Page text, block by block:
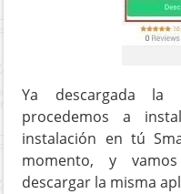
Ya descargada la
procedemos a
instalación en tú
momento, y
descargar la misma